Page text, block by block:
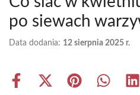
po siewach
Data dodania: 12 sierpnia 2025 r.
Share
Share Share Share